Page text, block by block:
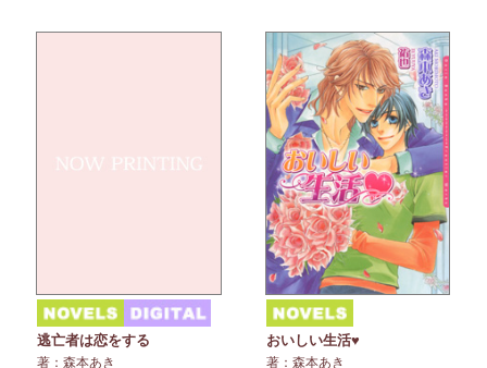
逃亡者は恋をする
著：森本あき
おいしい生活♥
著：森本あき